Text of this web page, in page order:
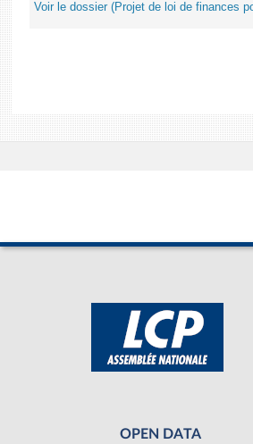
Voir le dossier (Projet de loi de finances
OPEN DATA